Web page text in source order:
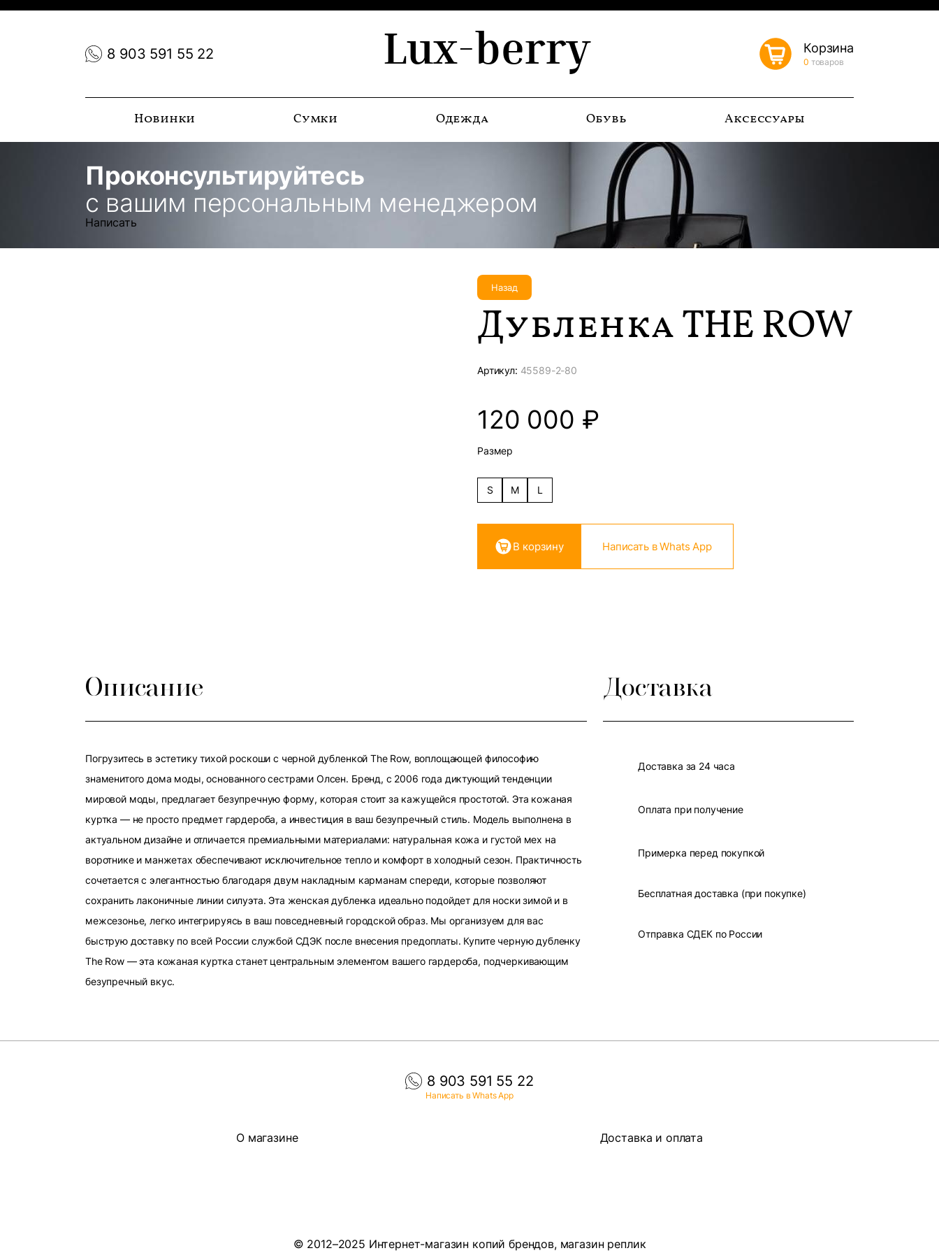
8 903 591 55 22 Lux-berry Корзина
0 товаров
Новинки Сумки Одежда Обувь Аксессуары
Проконсультируйтесь
с вашим персональным менеджером
Написать
Назад
Дубленка THE ROW
Артикул: 45589-2-80
120 000 ₽
Размер
S M L
В корзину Написать в Whats App
Описание
Погрузитесь в эстетику тихой роскоши с черной дубленкой The Row, воплощающей философию
знаменитого дома моды, основанного сестрами Олсен. Бренд, с 2006 года диктующий тенденции
мировой моды, предлагает безупречную форму, которая стоит за кажущейся простотой. Эта кожаная
куртка — не просто предмет гардероба, а инвестиция в ваш безупречный стиль. Модель выполнена в
актуальном дизайне и отличается премиальными материалами: натуральная кожа и густой мех на
воротнике и манжетах обеспечивают исключительное тепло и комфорт в холодный сезон. Практичность
сочетается с элегантностью благодаря двум накладным карманам спереди, которые позволяют
сохранить лаконичные линии силуэта. Эта женская дубленка идеально подойдет для носки зимой и в
межсезонье, легко интегрируясь в ваш повседневный городской образ. Мы организуем для вас
быструю доставку по всей России службой СДЭК после внесения предоплаты. Купите черную дубленку
The Row — эта кожаная куртка станет центральным элементом вашего гардероба, подчеркивающим
безупречный вкус.
Доставка
Доставка за 24 часа
Оплата при получение
Примерка перед покупкой
Бесплатная доставка (при покупке)
Отправка СДЕК по России
8 903 591 55 22
Написать в Whats App
О магазине Доставка и оплата
© 2012–2025 Интернет-магазин копий брендов, магазин реплик